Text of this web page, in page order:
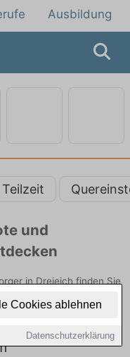
Cookies ablehnen
Datenschutzerklärung
Ausbildung
Teilzeit
und
in Dreieich finden Sie
Optionen von Top-
heute.